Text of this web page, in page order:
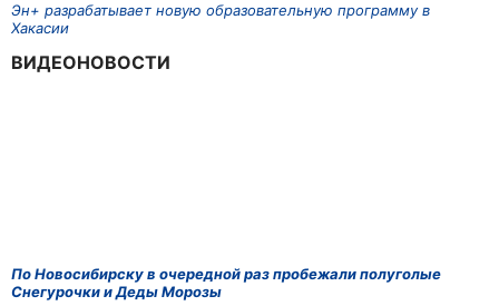
Эн+ разрабатывает новую образовательную программу в
Хакасии
ВИДЕОНОВОСТИ
По Новосибирску в очередной раз пробежали полуголые
Снегурочки и Деды Морозы